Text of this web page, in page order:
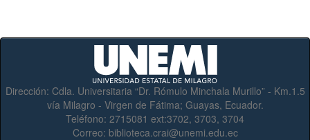
Dirección: Cdla. Universitaria “Dr. Rómulo Minchala Murillo” - Km.1.5
vía Milagro - Virgen de Fátima; Guayas, Ecuador.
Teléfono: 2715081 ext:3702, 3703, 3704
Correo: biblioteca.crai@unemi.edu.ec